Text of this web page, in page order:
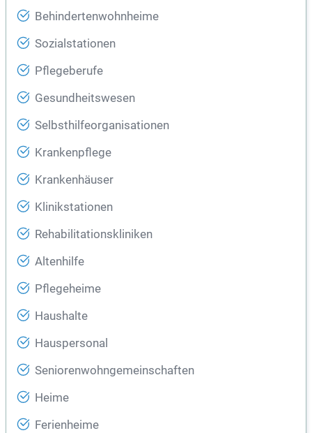
Behindertenwohnheime
Sozialstationen
Pflegeberufe
Gesundheitswesen
Selbsthilfeorganisationen
Krankenpflege
Krankenhäuser
Klinikstationen
Rehabilitationskliniken
Altenhilfe
Pflegeheime
Haushalte
Hauspersonal
Seniorenwohngemeinschaften
Heime
Ferienheime